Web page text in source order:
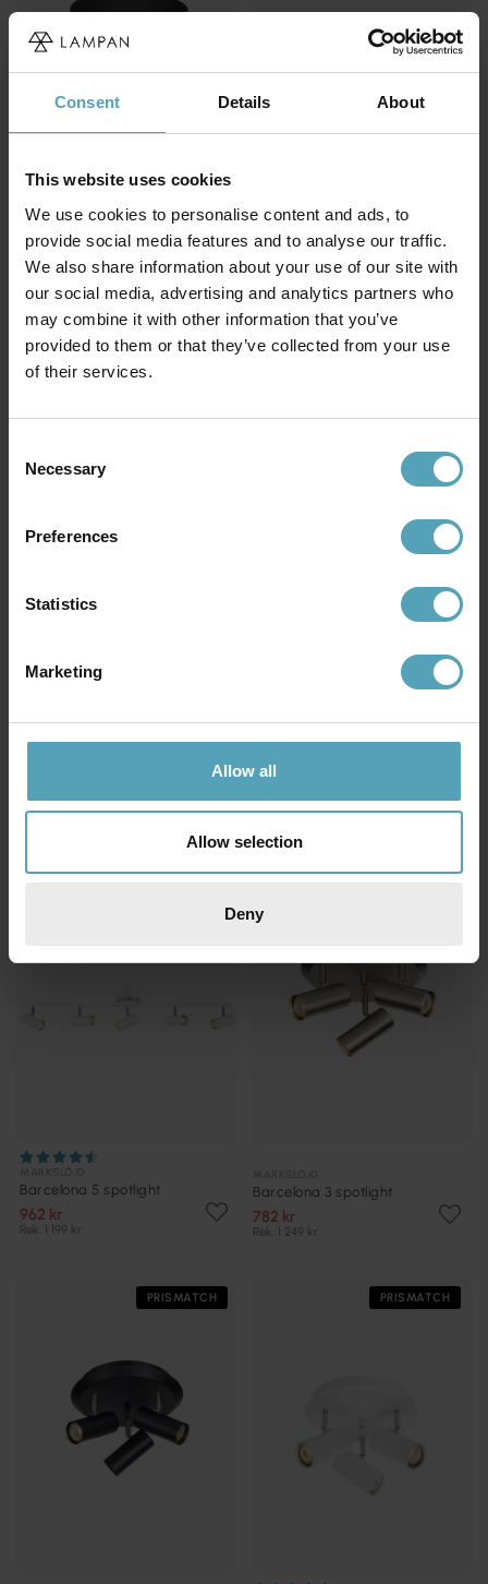
Consent Details About
This website uses cookies
We use cookies to personalise content and ads, to
provide social media features and to analyse our traffic.
We also share information about your use of our site with
our social media, advertising and analytics partners who
may combine it with other information that you’ve
provided to them or that they’ve collected from your use
of their services.
Selection
Necessary
Preferences
Statistics
Marketing
Allow all
Allow selection
Deny
NORDIC LIGHTING
Omega 3 spotlight
449 kr
Rek. 599 kr
NORDIC LIGHTING
Omega 6 spotlight
971 kr
Rek. 1 295 kr
719 kr
Andra köpte även
Barcelona 5 spotlight
962 kr
Rek. 1 199 kr
Barcelona 3 spotlight
782 kr
Rek. 1 249 kr
PRISMATCH PRISMATCH